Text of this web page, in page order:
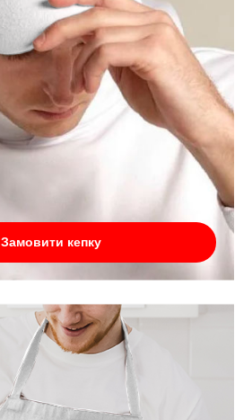
Замовити кепку